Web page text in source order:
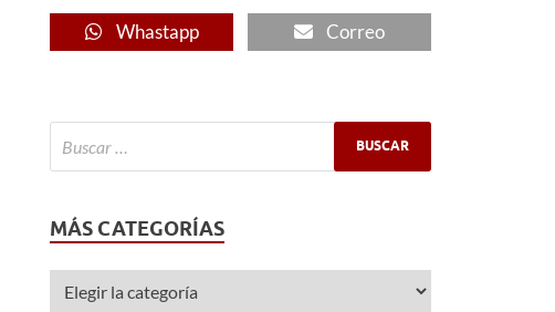
Whastapp Correo
MÁS CATEGORÍAS